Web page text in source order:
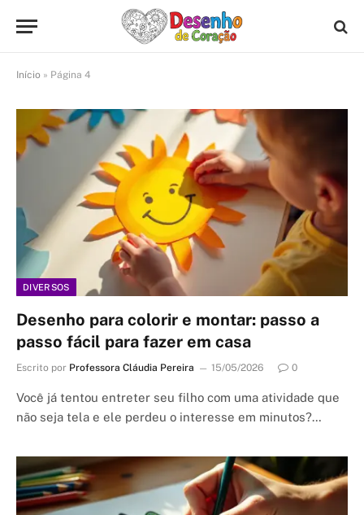
Início » Página 4
DIVERSOS
Desenho para colorir e montar: passo a
passo fácil para fazer em casa
Escrito por Professora Cláudia Pereira 15/05/2026 0
Você já tentou entreter seu filho com uma atividade que
não seja tela e ele perdeu o interesse em minutos?…